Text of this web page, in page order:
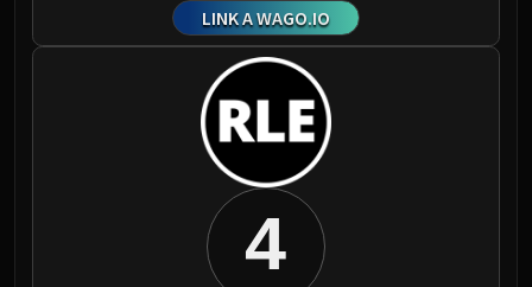
LINK A WAGO.IO
4